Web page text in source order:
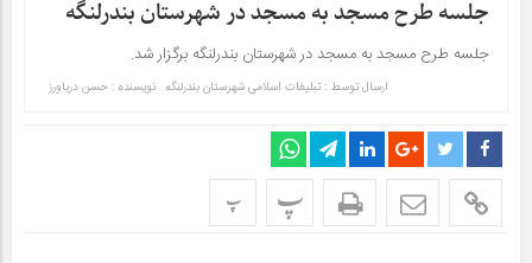
جلسه طرح مسجد به مسجد در شهرستان بندرلنگه
جلسه طرح مسجد به مسجد در شهرستان بندرلنگه برگزار شد.
ارسال توسط : تبلیغات اسلامی شهرستان بندرلنگه نویسنده : حسن دریاورز
پ پ